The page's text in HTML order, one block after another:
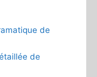
de
de